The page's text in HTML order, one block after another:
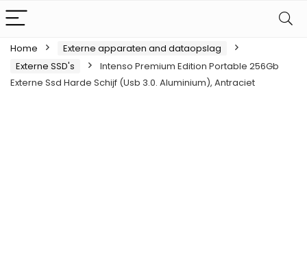
Home
Externe apparaten and dataopslag
Externe SSD's
Intenso Premium Edition Portable 256Gb
Externe Ssd Harde Schijf (Usb 3.0. Aluminium), Antraciet